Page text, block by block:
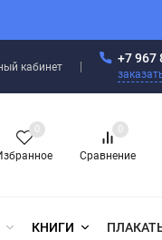
кабинет
+7 967
0
Сравнение
0
КНИГИ